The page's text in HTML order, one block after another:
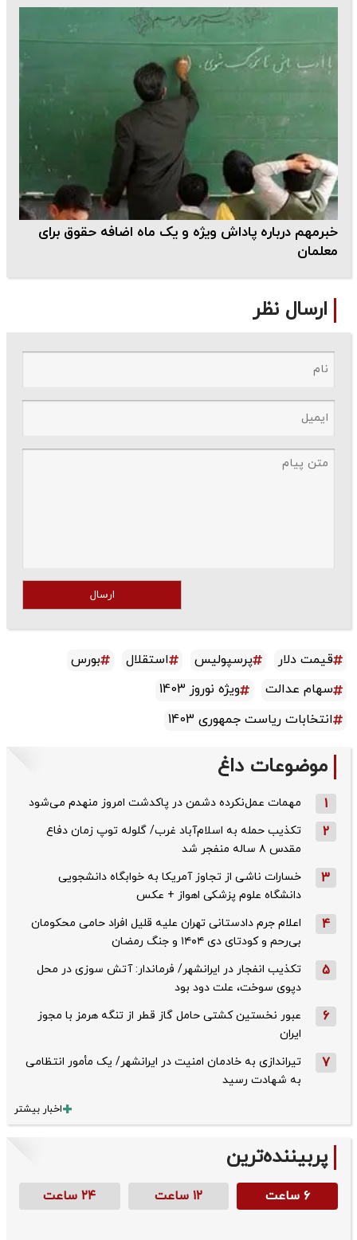
خبرمهم درباره پاداش ویژه و یک ماه اضافه حقوق برای
معلمان
ارسال نظر
ارسال
قیمت دلار پرسپولیس استقلال
بورس
سهام عدالت
ویژه نوروز 1403
انتخابات ریاست جمهوری 1403
موضوعات داغ
1 مهمات عمل‌نکرده دشمن در پاکدشت امروز منهدم می‌شود
2
تکذیب حمله به اسلام‌آباد غرب/ گلوله توپ زمان دفاع
مقدس ۸ ساله منفجر شد
3
خسارات ناشی از تجاوز آمریکا به خوابگاه دانشجویی
دانشگاه علوم پزشکی اهواز + عکس
4
اعلام جرم دادستانی تهران علیه قلیل افراد حامی محکومان
بی‌رحم و کودتای دی‌ ۱۴۰۴ و جنگ رمضان
5
تکذیب ‌انفجار در ایرانشهر/ فرماندار: آتش سوزی در محل
دپوی سوخت، علت دود بود
6
عبور نخستین کشتی حامل گاز قطر از تنگه هرمز با مجوز
ایران
7
تیراندازی به خادمان امنیت در ایرانشهر/ یک مأمور انتظامی
به شهادت رسید
اخبار بیشتر
پربیننده‌ترین
۶ ساعت ۱۲ ساعت ۲۴ ساعت